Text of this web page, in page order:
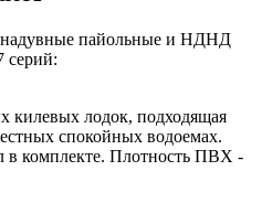
пайольные и НДНД
серий:
килевых лодок, подходящая
спокойных водоемах.
комплекте. Плотность ПВХ -